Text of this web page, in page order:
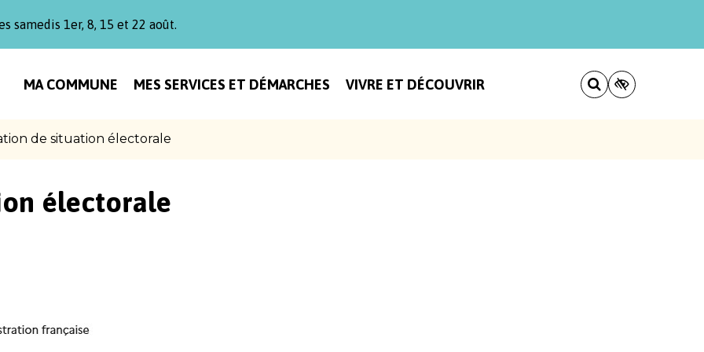
samedis 1er, 8, 15 et 22 août.
MA COMMUNE MES SERVICES ET DÉMARCHES VIVRE ET DÉCOUVRIR
de situation électorale
électorale